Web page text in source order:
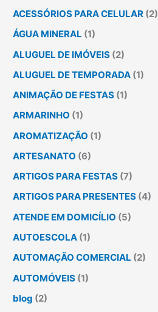
ACESSÓRIOS PARA CELULAR (2)
ÁGUA MINERAL (1)
ALUGUEL DE IMÓVEIS (2)
ALUGUEL DE TEMPORADA (1)
ANIMAÇÃO DE FESTAS (1)
ARMARINHO (1)
AROMATIZAÇÃO (1)
ARTESANATO (6)
ARTIGOS PARA FESTAS (7)
ARTIGOS PARA PRESENTES (4)
ATENDE EM DOMICÍLIO (5)
AUTOESCOLA (1)
AUTOMAÇÃO COMERCIAL (2)
AUTOMÓVEIS (1)
blog (2)